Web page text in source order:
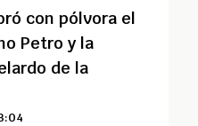
con pólvora el
Petro y la
de la